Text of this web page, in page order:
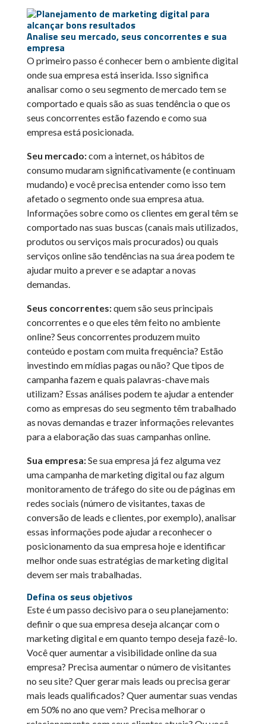
Analise seu mercado, seus concorrentes e sua
empresa
O primeiro passo é conhecer bem o ambiente digital
onde sua empresa está inserida. Isso significa
analisar como o seu segmento de mercado tem se
comportado e quais são as suas tendência o que os
seus concorrentes estão fazendo e como sua
empresa está posicionada.
Seu mercado:com a internet, os hábitos de
consumo mudaram significativamente (e continuam
mudando) e você precisa entender como isso tem
afetado o segmento onde sua empresa atua.
Informações sobre como os clientes em geral têm se
comportado nas suas buscas (canais mais utilizados,
produtos ou serviços mais procurados) ou quais
serviços online são tendências na sua área podem te
ajudar muito a prever e se adaptar a novas
demandas.
Seus concorrentes:quem são seus principais
concorrentes e o que eles têm feito no ambiente
online? Seus concorrentes produzem muito
conteúdo e postam com muita frequência? Estão
investindo em mídias pagas ou não? Que tipos de
campanha fazem e quais palavras-chave mais
utilizam? Essas análises podem te ajudar a entender
como as empresas do seu segmento têm trabalhado
as novas demandas e trazer informações relevantes
para a elaboração das suas campanhas online.
Sua empresa:Se sua empresa já fez alguma vez
uma campanha de marketing digital ou faz algum
monitoramento de tráfego do site ou de páginas em
redes sociais (número de visitantes, taxas de
conversão de leads e clientes, por exemplo), analisar
essas informações pode ajudar a reconhecer o
posicionamento da sua empresa hoje e identificar
melhor onde suas estratégias de marketing digital
devem ser mais trabalhadas.
Defina os seus objetivos
Este é um passo decisivo para o seu planejamento:
definir o que sua empresa deseja alcançar com o
marketing digital e em quanto tempo deseja fazê-lo.
Você quer aumentar a visibilidade online da sua
empresa? Precisa aumentar o número de visitantes
no seu site? Quer gerar mais leads ou precisa gerar
mais leads qualificados? Quer aumentar suas vendas
em 50% no ano que vem? Precisa melhorar o